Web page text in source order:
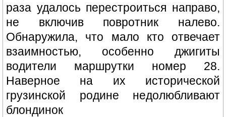
раза удалось перестроиться направо,
не включив повротник налево.
Обнаружила, что мало кто отвечает
взаимностью, особенно джигиты
водители маршрутки номер 28.
Наверное на их исторической
грузинской родине недолюбливают
блондинок